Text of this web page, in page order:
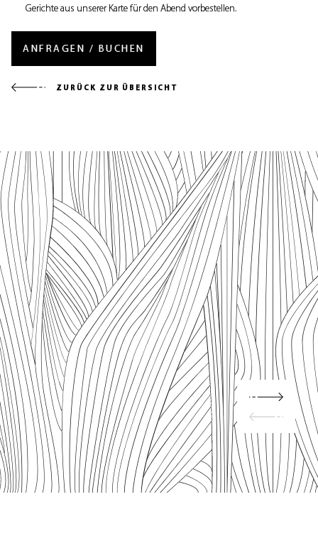
Gerichte aus unserer Karte für den Abend vorbestellen.
ANFRAGEN / BUCHEN
ZURÜCK ZUR ÜBERSICHT